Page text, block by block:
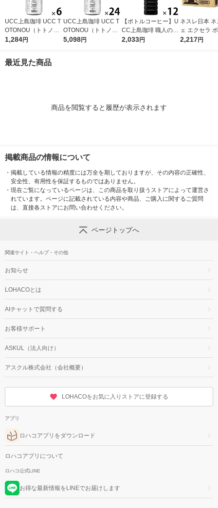
UCC上島珈琲 UCC T
OTONOU（トトノ
ウ） by BLACK無糖 5
1,284円
UCC上島珈琲 UCC T
OTONOU（トトノ
ウ） by BLACK無糖 5
5,098円
【ボトルコーヒー】U
CC上島珈琲 職人の珈
琲 無糖 900ml 1箱（1
2,033円
ネスレ日本
ェ エクセラ
ーヒー 無糖
2,217円
最近見た商品
商品を閲覧すると履歴が表示されます
掲載商品の情報について
・ 掲載している情報の精度には万全を期しておりますが、その内容の正確性、
安全性、有用性を保証するものではありません。
・ 現在ご覧になっているページは、この商品を取り扱うストアによって運営さ
れています。ページに記載されている内容や商品、ご購入に関するご質問
は、直接各ストアにお問い合わせください。
ページトップへ
関連サイト・ヘルプ・その他
お知らせ
LOHACOとは
AIチャットで質問する
お客様サポート
ASKUL（法人向け）
アスクル株式会社（会社概要）
LOHACOをお気に入りストアに登録する
アプリ
ロハコアプリをダウンロード
ロハコアプリについて
ロハコ公式LINE
お得な最新情報をLINEでお届けします